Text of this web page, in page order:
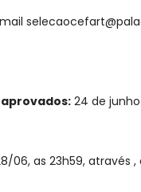
24 de
06, as 23h59, através